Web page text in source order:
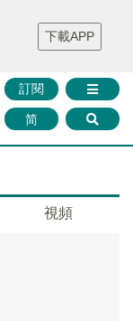
財華證券 媒體矩陣
智庫沙龍
聯絡我們
訂閱
简
下載APP
視頻